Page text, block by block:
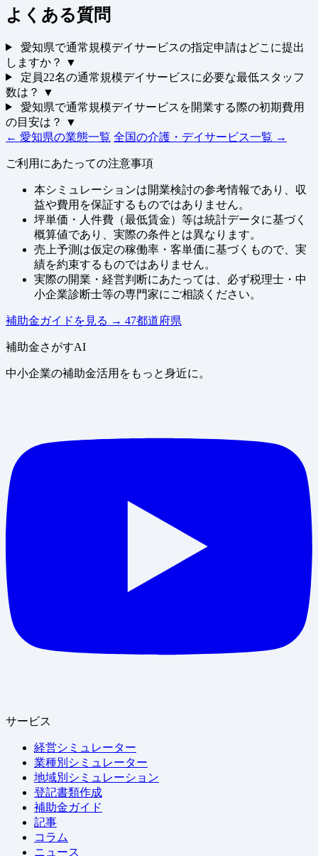
よくある質問
愛知県で通常規模デイサービスの指定申請はどこに提出
しますか？
▼
定員22名の通常規模デイサービスに必要な最低スタッフ
数は？
▼
愛知県で通常規模デイサービスを開業する際の初期費用
の目安は？
▼
← 愛知県の業態一覧 全国の介護・デイサービス一覧 →
ご利用にあたっての注意事項
本シミュレーションは開業検討の参考情報であり、収
益や費用を保証するものではありません。
坪単価・人件費（最低賃金）等は統計データに基づく
概算値であり、実際の条件とは異なります。
売上予測は仮定の稼働率・客単価に基づくもので、実
績を約束するものではありません。
実際の開業・経営判断にあたっては、必ず税理士・中
小企業診断士等の専門家にご相談ください。
補助金ガイドを見る → 47都道府県
補助金さがすAI
中小企業の補助金活用をもっと身近に。
サービス
経営シミュレーター
業種別シミュレーター
地域別シミュレーション
登記書類作成
補助金ガイド
記事
コラム
ニュース